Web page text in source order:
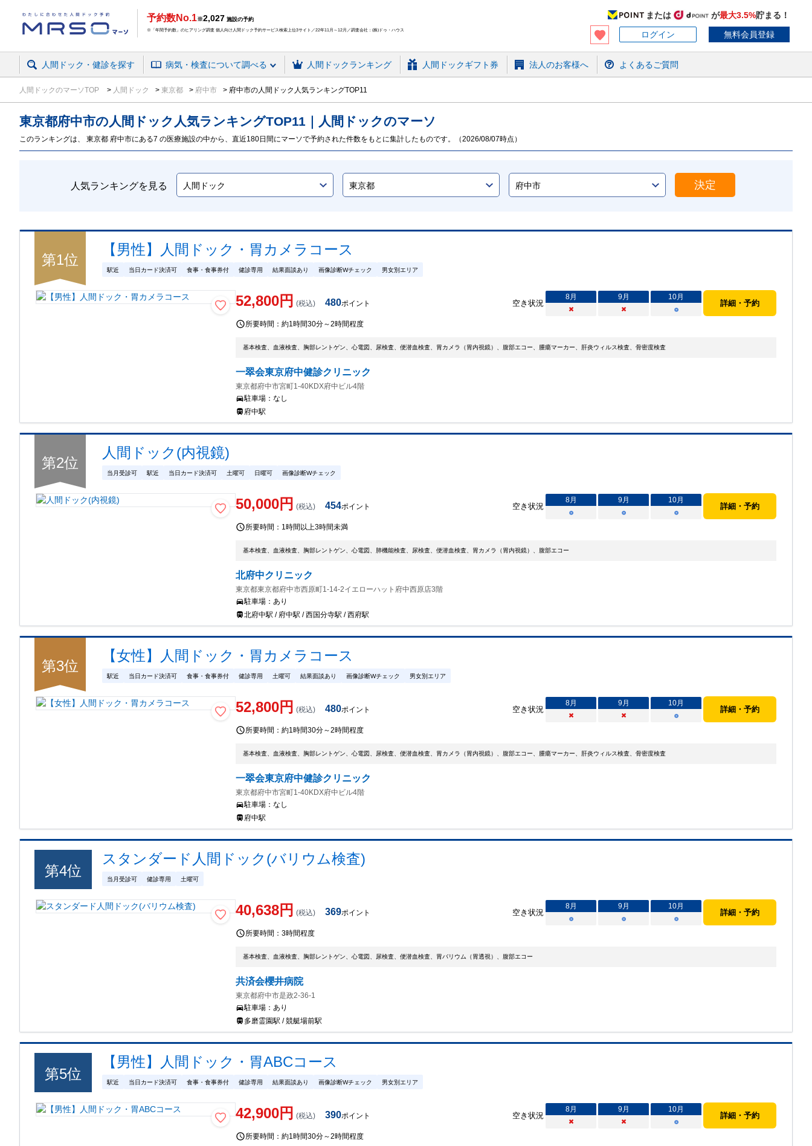
予約数No.1※2,027 施設の予約
※「年間予約数」のヒアリング調査 個人向け人間ドック予約サービス検索上位3サイト／22年11月～12月／調査会社：(株)ドゥ・ハウス
または が最大3.5%貯まる！
ログイン
無料会員登録
人間ドック・健診を探す 病気・検査について調べる 人間ドックランキング 人間ドックギフト券 法人のお客様へ よくあるご質問
人間ドックのマーソTOP 人間ドック 東京都 府中市 府中市の人間ドック人気ランキングTOP11
東京都府中市の人間ドック 人気ランキングTOP11 ｜人間ドックのマーソ
このランキングは、 東京都 府中市にある7 の医療施設の中から、直近180日間にマーソで予約された件数をもとに集計したものです。（2026/08/07時点）
人気ランキングを見る 決定
第1位
【男性】人間ドック・胃カメラコース
駅近 当日カード決済可 食事・食事券付 健診専用 結果面談あり 画像診断Wチェック 男女別エリア
52,800円 (税込) 480ポイント 空き状況
8月 9月 10月
×
× ○
詳細・予約
所要時間：約1時間30分～2時間程度
基本検査、血液検査、胸部レントゲン、心電図、尿検査、便潜血検査、胃カメラ（胃内視鏡）、腹部エコー、腫瘍マーカー、肝炎ウィルス検査、骨密度検査
一翠会東京府中健診クリニック
東京都府中市宮町1-40KDX府中ビル4階
駐車場：なし
府中駅
第2位
人間ドック(内視鏡)
当月受診可 駅近 当日カード決済可 土曜可 日曜可 画像診断Wチェック
50,000円 (税込) 454ポイント 空き状況
8月 9月 10月
○
○ ○
詳細・予約
所要時間： 1時間以上3時間未満
基本検査、血液検査、胸部レントゲン、心電図、肺機能検査、尿検査、便潜血検査、胃カメラ（胃内視鏡）、腹部エコー
北府中クリニック
東京都東京都府中市西原町1-14-2イエローハット府中西原店3階
駐車場：あり
北府中駅 / 府中駅 / 西国分寺駅 / 西府駅
第3位
【女性】人間ドック・胃カメラコース
駅近 当日カード決済可 食事・食事券付 健診専用 土曜可 結果面談あり 画像診断Wチェック 男女別エリア
52,800円 (税込) 480ポイント 空き状況
8月 9月 10月
×
× ○
詳細・予約
所要時間：約1時間30分～2時間程度
基本検査、血液検査、胸部レントゲン、心電図、尿検査、便潜血検査、胃カメラ（胃内視鏡）、腹部エコー、腫瘍マーカー、肝炎ウィルス検査、骨密度検査
一翠会東京府中健診クリニック
東京都府中市宮町1-40KDX府中ビル4階
駐車場：なし
府中駅
第4位
スタンダード人間ドック(バリウム検査)
当月受診可 健診専用 土曜可
40,638円 (税込) 369ポイント 空き状況
8月 9月 10月
○
○ ○
詳細・予約
所要時間：3時間程度
基本検査、血液検査、胸部レントゲン、心電図、尿検査、便潜血検査、胃バリウム（胃透視）、腹部エコー
共済会櫻井病院
東京都府中市是政2-36-1
駐車場：あり
多磨霊園駅 / 競艇場前駅
第5位
【男性】人間ドック・胃ABCコース
駅近 当日カード決済可 食事・食事券付 健診専用 結果面談あり 画像診断Wチェック 男女別エリア
42,900円 (税込) 390ポイント 空き状況
8月 9月 10月
×
× ○
詳細・予約
所要時間：約1時間30分～2時間程度